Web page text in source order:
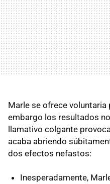
Marle se ofrece voluntaria
embargo los resultados
llamativo colgante
acaba abriendo
dos efectos nefastos:
Inesperadamente,